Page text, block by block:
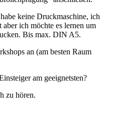
keine Druckmaschine, ich
aber ich möchte es lernen um
Bis max. DIN A5.
an (am besten Raum
am geeignetsten?
zu hören.